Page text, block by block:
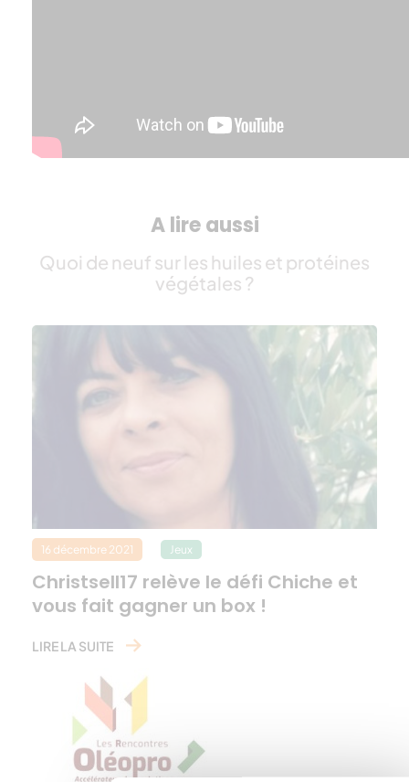
A lire aussi
Quoi de neuf sur les huiles et protéines
végétales ?
16 décembre 2021 Jeux
Christsell17 relève le défi Chiche et
vous fait gagner un box !
LIRE LA SUITE